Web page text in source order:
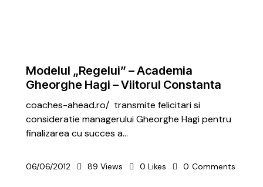
Modelul „Regelui” – Academia
Gheorghe Hagi – Viitorul Constanta
coaches-ahead.ro/ transmite felicitari si
consideratie managerului Gheorghe Hagi pentru
finalizarea cu succes a…
06/06/2012 89 Views 0 Likes 0 Comments